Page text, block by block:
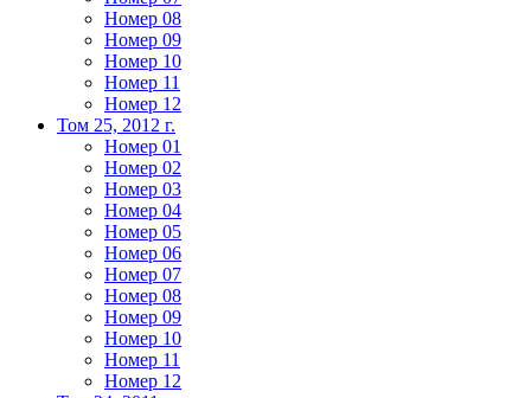
Номер 08
Номер 09
Номер 10
Номер 11
Номер 12
Том 25, 2012 г.
Номер 01
Номер 02
Номер 03
Номер 04
Номер 05
Номер 06
Номер 07
Номер 08
Номер 09
Номер 10
Номер 11
Номер 12